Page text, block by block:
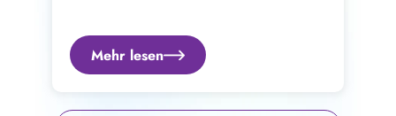
Mehr lesen